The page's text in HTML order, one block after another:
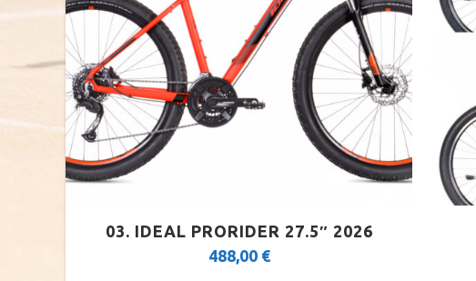
03. IDEAL PRORIDER 27.5″ 2026
488,00 €